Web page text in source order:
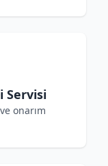
Servisi
onarım